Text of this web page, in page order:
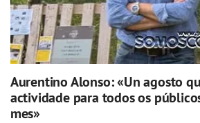
Aurentino Alonso: «Un agosto
actividade para todos os
mes»